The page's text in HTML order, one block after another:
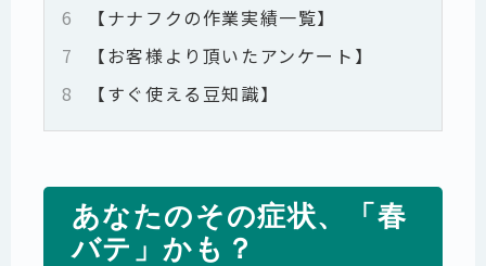
6
【ナナフクの作業実績一覧】
7
【お客様より頂いたアンケート】
8
【すぐ使える豆知識】
あなたのその症状、「春
バテ」かも？